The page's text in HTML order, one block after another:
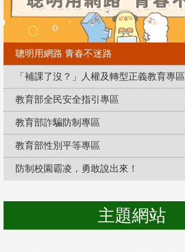
聰明用網路 青春不迷路
「補課了沒？」人權及轉型正義教育專區
教育部全民安全指引專區
教育部詐騙防制專區
教育部性別平等專區
防制校園霸凌，勇敢說出來！
主題網站